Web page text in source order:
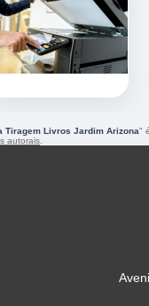
Tiragem Livros Jardim Arizona"
autorais.